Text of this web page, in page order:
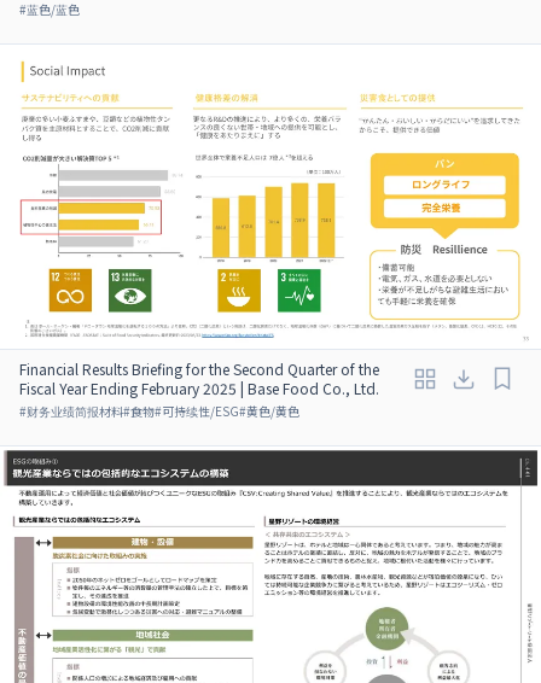
#蓝色/蓝色
Financial Results Briefing for the Second Quarter of the
Fiscal Year Ending February 2025 | Base Food Co., Ltd.
#财务业绩简报材料#食物#可持续性/ESG#黄色/黄色